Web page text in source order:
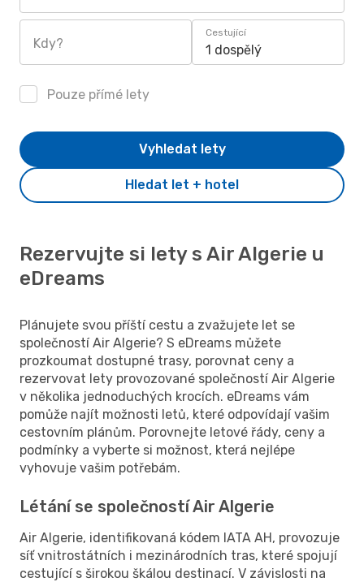
Kdy?
Cestující
1 dospělý
Pouze přímé lety
Hledat let + hotel
Vyhledat lety
Rezervujte si lety s Air Algerie u
eDreams
Plánujete svou příští cestu a zvažujete let se
společností Air Algerie? S eDreams můžete
prozkoumat dostupné trasy, porovnat ceny a
rezervovat lety provozované společností Air Algerie
v několika jednoduchých krocích. eDreams vám
pomůže najít možnosti letů, které odpovídají vašim
cestovním plánům. Porovnejte letové řády, ceny a
podmínky a vyberte si možnost, která nejlépe
vyhovuje vašim potřebám.
Létání se společností Air Algerie
Air Algerie, identifikovaná kódem IATA AH, provozuje
síť vnitrostátních i mezinárodních tras, které spojují
cestující s širokou škálou destinací. V závislosti na